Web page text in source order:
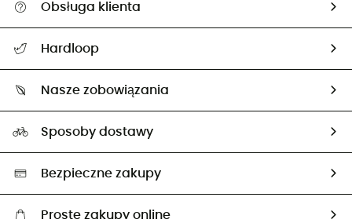
Obsługa klienta
Śledzenie przesyłki
Zwrot artykułów i zwrot środków
Hardloop
Nasze zobowiązania
Neutralność węglowa
Wybrane produkty eko
Sposoby dostawy
Bezpieczne zakupy
Proste zakupy online